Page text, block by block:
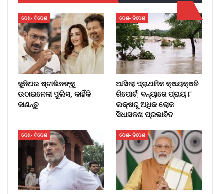
ଦେଶ- ବିଦେଶ
ଜୁନିଅର ଷ୍ଟାଲିନଙ୍କୁ
ଉଠାଇନେଲା ପୁଲିସ, କାହିଁକି
ଜାଣନ୍ତୁ
ଦେଶ- ବିଦେଶ
ଆସିଲା ପ୍ରାଥମିକ କ୍ଷୟକ୍ଷତି
ରିପୋର୍ଟ, ବନ୍ୟାରେ ପ୍ରାୟ ୮
ଲକ୍ଷରୁ ଅଧିକ ଲୋକ
ସିଧାସଳଖ ପ୍ରଭାବିତ
ଦେଶ- ବିଦେଶ ଦେଶ- ବିଦେଶ